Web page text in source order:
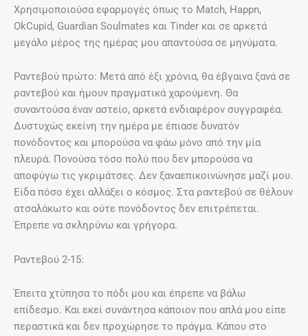
Χρησιμοποιούσα εφαρμογές όπως το Match, Happn,
OkCupid, Guardian Soulmates και Tinder και σε αρκετά
μεγάλο μέρος της ημέρας μου απαντούσα σε μηνύματα.
Ραντεβού πρώτο: Μετά από έξι χρόνια, θα έβγαινα ξανά σε
ραντεβού και ήμουν πραγματικά χαρούμενη. Θα
συναντούσα έναν αστείο, αρκετά ενδιαφέρον συγγραφέα.
Δυστυχώς εκείνη την ημέρα με έπιασε δυνατόν
πονόδοντος και μπορούσα να φάω μόνο από την μία
πλευρά. Πονούσα τόσο πολύ που δεν μπορούσα να
αποφύγω τις γκριμάτσες. Δεν ξαναεπικοινώνησε μαζί μου.
Είδα πόσο έχει αλλάξει ο κόσμος. Στα ραντεβού σε θέλουν
ατσαλάκωτο και ούτε πονόδοντος δεν επιτρέπεται.
Έπρεπε να σκληρύνω και γρήγορα.
Ραντεβού 2-15:
Έπειτα χτύπησα το πόδι μου και έπρεπε να βάλω
επίδεσμο. Και εκεί συνάντησα κάποιον που απλά μου είπε
περαστικά και δεν προχώρησε το πράγμα. Κάπου στο